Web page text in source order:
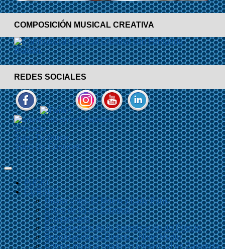
COMPOSICIÓN MUSICAL CREATIVA
REDES SOCIALES
Contacto
Sube Tu Grupo
Sube Un Concierto
INICIO
CURSOS
Master class El Momo y Lady Funk
Curso de Dj en Zaragoza
Dj Avanzado
Fundamentos de la Sonorización de Directo
Sonorización en Directo – Nivel Medio
Combo musical moderno presencial en Zaragoza